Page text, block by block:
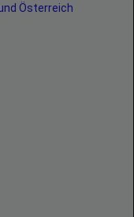
Österreich